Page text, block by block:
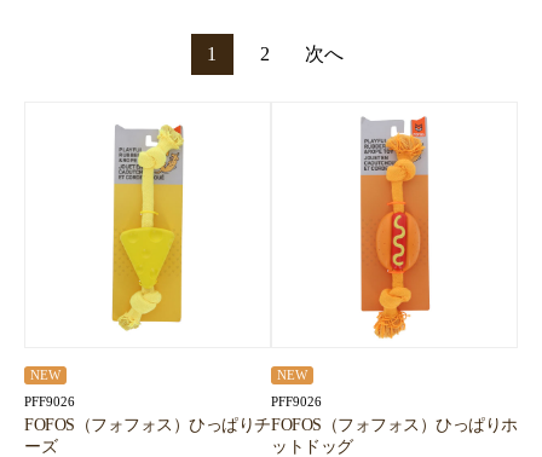
1 2 次へ
NEW
PFF9026
FOFOS（フォフォス）ひっぱりチ
ーズ
NEW
PFF9026
FOFOS（フォフォス）ひっぱりホ
ットドッグ